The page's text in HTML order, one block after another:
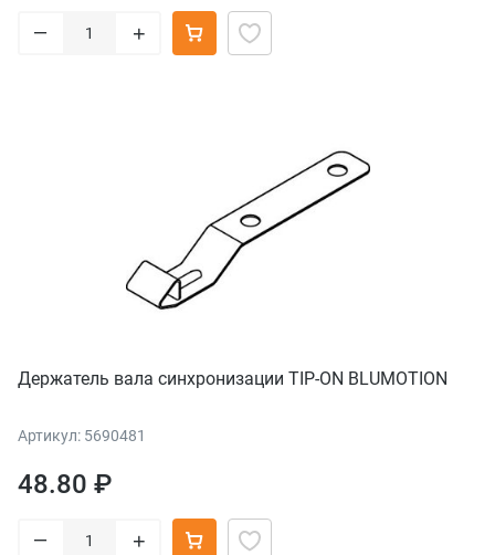
– +
Держатель вала синхронизации TIP-ON BLUMOTION
Артикул: 5690481
48.80 ₽
– +